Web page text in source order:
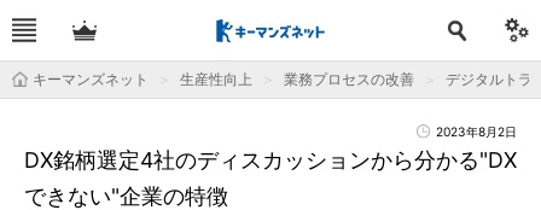
キーマンズネット 生産性向上 業務プロセスの改善 デジタルトラ
2023年8月2日
DX銘柄選定4社のディスカッションから分かる"DX
できない"企業の特徴